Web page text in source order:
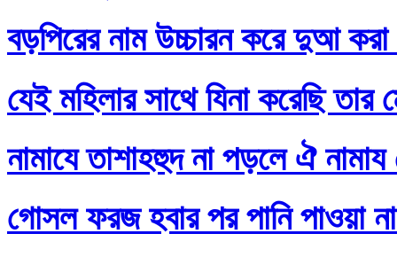
বড়পিরের নাম উচ্চারন করে দুআ করা
যেই মহিলার সাথে যিনা করেছি তার
নামাযে তাশাহহুদ না পড়লে ঐ
গোসল ফরজ হবার পর পানি পাওয়া